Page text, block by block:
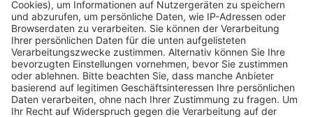
Am Wierichskamp in Glessen passiert, wo eine Frau mit
einem 10-Jährigen am Parkplatz der Grundschule
zusammenstieß. Die Polizei weist deshalb nochmal
eindringlich daraufhin, dass gerade Unfälle mit Kindern
besonders sind. Denn viele Schüler sind nach einem
Unfall mit der Situation überfordert oder geschockt
und sagen es würde ihnen gut gehen. Stunden später